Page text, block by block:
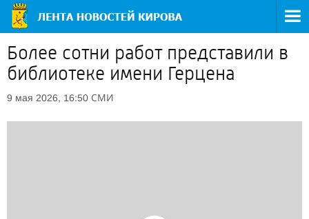
Более сотни работ представили в
библиотеке имени Герцена
9 мая 2026, 16:50 СМИ